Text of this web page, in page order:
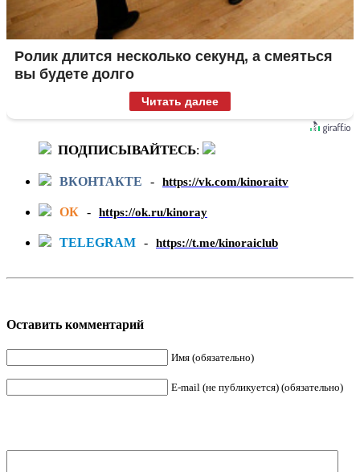
Ролик длится несколько секунд, а смеяться
вы будете долго
Читать далее
ПОДПИСЫВАЙТЕСЬ:
ВКОНТАКТЕ - https://vk.com/kinoraitv
ОК - https://ok.ru/kinoray
TELEGRAM - https://t.me/kinoraiclub
Оставить комментарий
Имя (обязательно)
E-mail (не публикуется) (обязательно)